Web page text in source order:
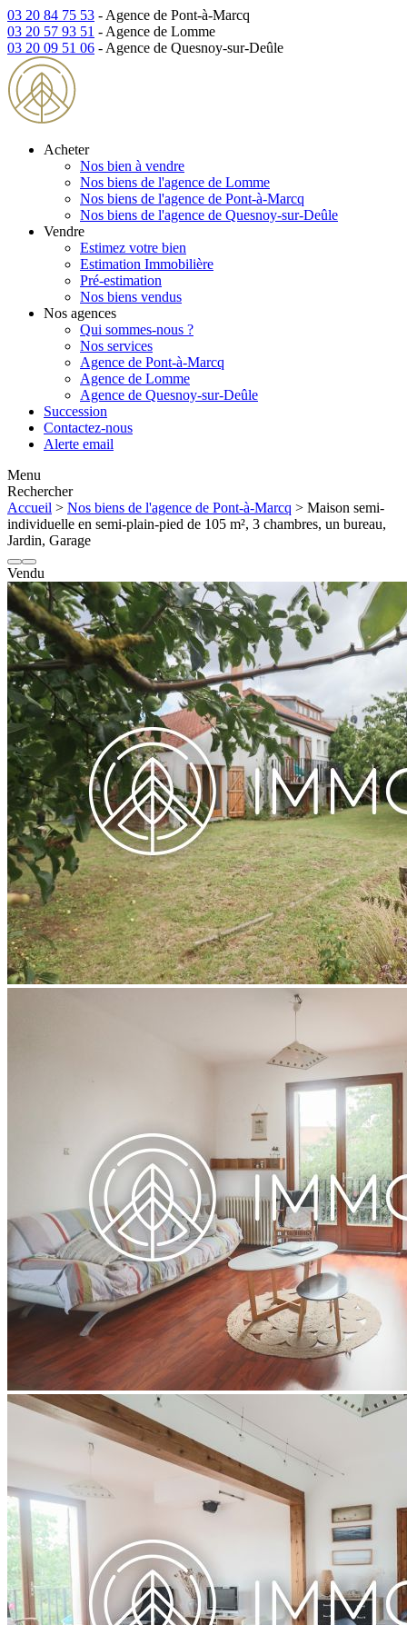
03 20 84 75 53 - Agence de Pont-à-Marcq
03 20 57 93 51 - Agence de Lomme
03 20 09 51 06 - Agence de Quesnoy-sur-Deûle
Acheter
Nos bien à vendre
Nos biens de l'agence de Lomme
Nos biens de l'agence de Pont-à-Marcq
Nos biens de l'agence de Quesnoy-sur-Deûle
Vendre
Estimez votre bien
Estimation Immobilière
Pré-estimation
Nos biens vendus
Nos agences
Qui sommes-nous ?
Nos services
Agence de Pont-à-Marcq
Agence de Lomme
Agence de Quesnoy-sur-Deûle
Succession
Contactez-nous
Alerte email
Menu
Rechercher
Accueil > Nos biens de l'agence de Pont-à-Marcq > Maison semi-
individuelle en semi-plain-pied de 105 m², 3 chambres, un bureau,
Jardin, Garage
Vendu